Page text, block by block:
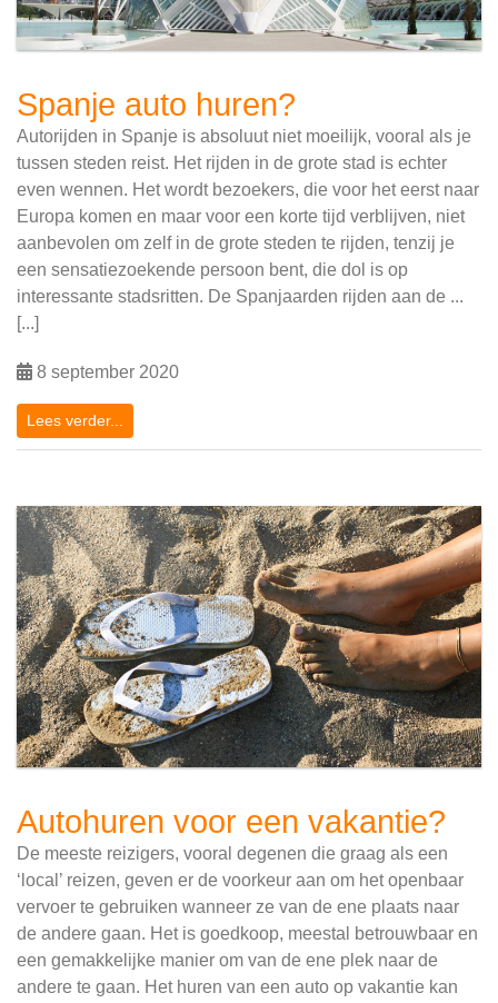
Spanje auto huren?
Autorijden in Spanje is absoluut niet moeilijk, vooral als je
tussen steden reist. Het rijden in de grote stad is echter
even wennen. Het wordt bezoekers, die voor het eerst naar
Europa komen en maar voor een korte tijd verblijven, niet
aanbevolen om zelf in de grote steden te rijden, tenzij je
een sensatiezoekende persoon bent, die dol is op
interessante stadsritten. De Spanjaarden rijden aan de ...
[...]
8 september 2020
Lees verder...
Autohuren voor een vakantie?
De meeste reizigers, vooral degenen die graag als een
‘local’ reizen, geven er de voorkeur aan om het openbaar
vervoer te gebruiken wanneer ze van de ene plaats naar
de andere gaan. Het is goedkoop, meestal betrouwbaar en
een gemakkelijke manier om van de ene plek naar de
andere te gaan. Het huren van een auto op vakantie kan